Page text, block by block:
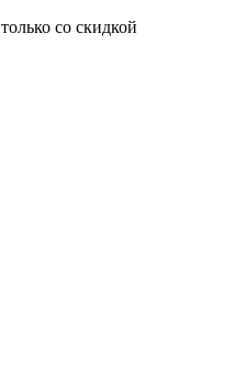
только со скидкой